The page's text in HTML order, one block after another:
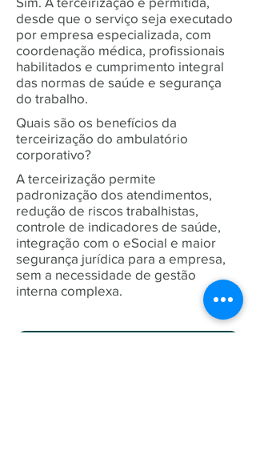
desde que o serviço seja executado
por empresa especializada, com
coordenação médica, profissionais
habilitados e cumprimento integral
das normas de saúde e segurança
do trabalho.
Quais são os benefícios da
terceirização do ambulatório
corporativo?
A terceirização permite
padronização dos atendimentos,
redução de riscos trabalhistas,
controle de indicadores de saúde,
integração com o eSocial e maior
segurança jurídica para a empresa,
sem a necessidade de gestão
interna complexa.